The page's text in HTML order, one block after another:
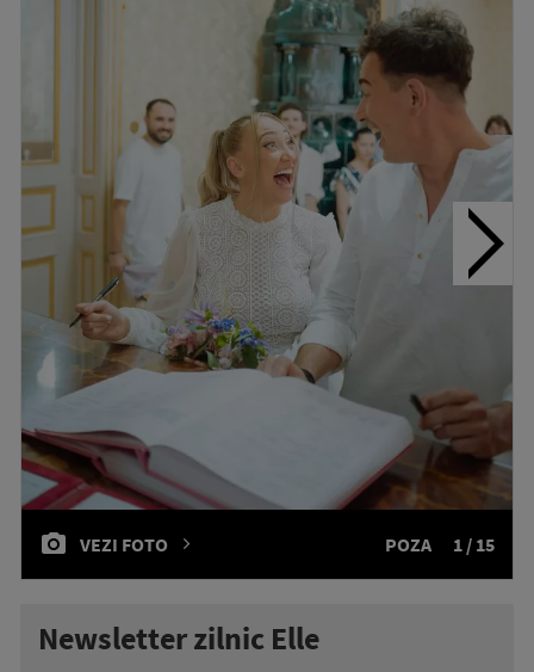
VEZI FOTO POZA 1 / 15
Newsletter zilnic Elle